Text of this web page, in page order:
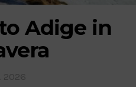
Adige in